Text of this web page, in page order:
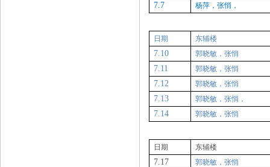
7.7 杨萍，张悄，
日期 东辅楼
7.10 郭晓敏，张悄
7.11 郭晓敏，张悄
7.12 郭晓敏，张悄
7.13 郭晓敏，张悄，
7.14 郭晓敏，张悄
日期 东辅楼
7.17 郭晓敏，张悄